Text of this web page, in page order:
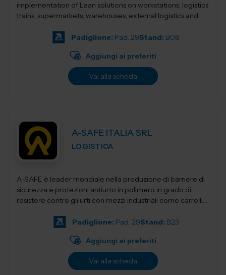
implementation of Lean solutions on workstations, logistics
trains, supermarkets, warehouses, external logistics and
Padiglione: Pad. 29Stand: B08
Aggiungi ai preferiti
Vai alla scheda
A-SAFE ITALIA SRL
LOGISTICA
A-SAFE è leader mondiale nella produzione di barriere di
sicurezza e protezioni antiurto in polimero in grado di
resistere contro gli urti con mezzi industriali come carrelli
Padiglione: Pad. 29Stand: B23
Aggiungi ai preferiti
Vai alla scheda